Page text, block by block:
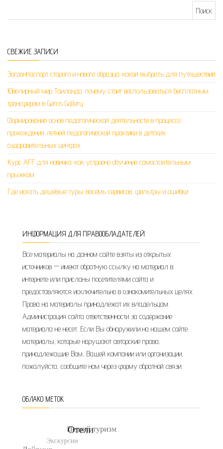
СВЕЖИЕ ЗАПИСИ
Загранпаспорт старого и нового образца: какой выбрать для путешествий
Ювелирный мир Таиланда: почему стоит воспользоваться бесплатным
трансфером в Gems Gallery
Формирование основ педагогической деятельности в процессе
прохождения летней педагогической практики в детских
оздоровительных центрах
Курс AFF для новичка: как устроено обучение самостоятельным
прыжкам
Где искать дешёвые туры: восемь сервисов, фильтры и ошибки
ИНФОРМАЦИЯ ДЛЯ ПРАВООБЛАДАТЕЛЕЙ
Все материалы на данном сайте взяты из открытых
источников — имеют обратную ссылку на материал в
интернете или присланы посетителями сайта и
предоставляются исключительно в ознакомительных целях.
Права на материалы принадлежат их владельцам.
Администрация сайта ответственности за содержание
материала не несет. Если Вы обнаружили на нашем сайте
материалы, которые нарушают авторские права,
принадлежащие Вам, Вашей компании или организации,
пожалуйста, сообщите нам через форму обратной связи.
ОБЛАКО МЕТОК